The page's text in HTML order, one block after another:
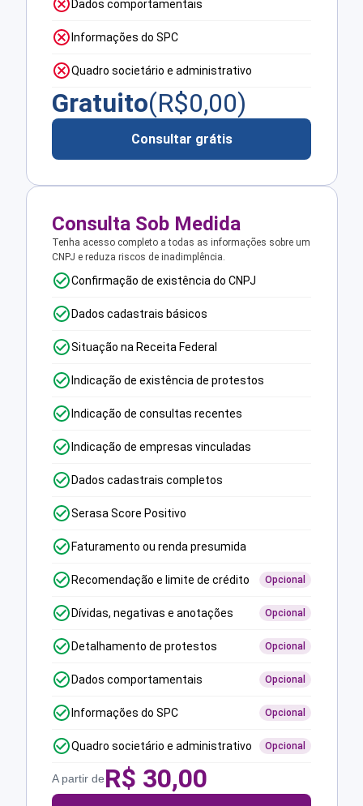
Dados comportamentais
Informações do SPC
Quadro societário e administrativo
Gratuito(R$0,00)
Consultar grátis
Consulta Sob Medida
Tenha acesso completo a todas as informações sobre um
CNPJ e reduza riscos de inadimplência.
Confirmação de existência do CNPJ
Dados cadastrais básicos
Situação na Receita Federal
Indicação de existência de protestos
Indicação de consultas recentes
Indicação de empresas vinculadas
Dados cadastrais completos
Serasa Score Positivo
Faturamento ou renda presumida
Recomendação e limite de crédito Opcional
Dívidas, negativas e anotações Opcional
Detalhamento de protestos Opcional
Dados comportamentais Opcional
Informações do SPC Opcional
Quadro societário e administrativo Opcional
A partir deR$ 30,00